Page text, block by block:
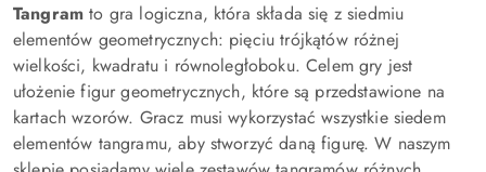
Tangram to gra logiczna, która składa się z siedmiu
elementów geometrycznych: pięciu trójkątów różnej
wielkości, kwadratu i równoległoboku. Celem gry jest
ułożenie figur geometrycznych, które są przedstawione na
kartach wzorów. Gracz musi wykorzystać wszystkie siedem
elementów tangramu, aby stworzyć daną figurę. W naszym